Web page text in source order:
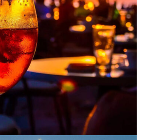
Nightlife
Aegina